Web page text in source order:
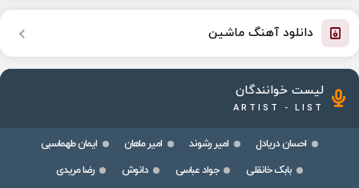
دانلود آهنگ ماشین
لیست خوانندگان
ARTIST - LIST
احسان دریادل امیر رشوند امیر ماهان
ایمان طهماسبی
بابک خانقلی
جواد عباسی دانوش
رضا مریدی